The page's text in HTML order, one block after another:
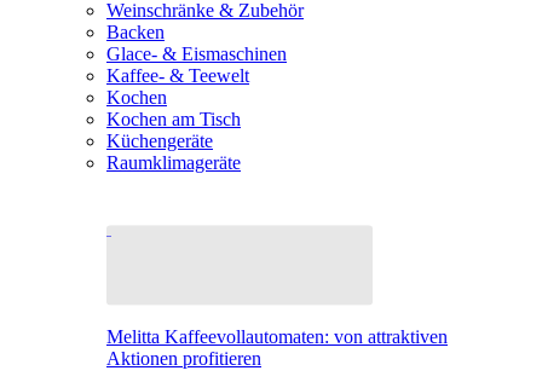
Weinschränke & Zubehör
Backen
Glace- & Eismaschinen
Kaffee- & Teewelt
Kochen
Kochen am Tisch
Küchengeräte
Raumklimageräte
Melitta Kaffeevollautomaten: von attraktiven
Aktionen profitieren